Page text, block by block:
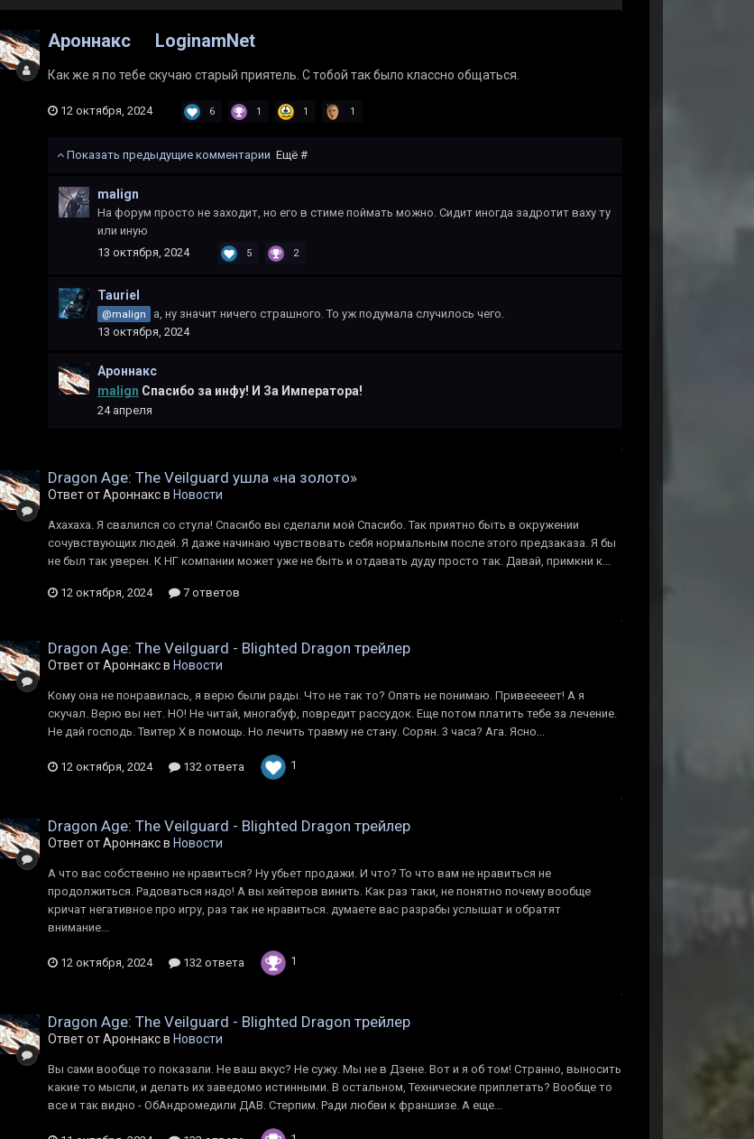
Ароннакс LoginamNet
Как же я по тебе скучаю старый приятель. С тобой так было классно общаться.
12 октября, 2024 6 1 1 1
Показать предыдущие комментарии Ещё #
malign
На форум просто не заходит, но его в стиме поймать можно. Сидит иногда задротит ваху ту
или иную
13 октября, 2024
5 2
Tauriel
@malign
а, ну значит ничего страшного. То уж подумала случилось чего.
13 октября, 2024
Ароннакс
malign Спасибо за инфу! И За Императора!
24 апреля
Dragon Age: The Veilguard ушла «на золото»
Ответ от Ароннакс в Новости
Ахахаха. Я свалился со стула! Спасибо вы сделали мой Спасибо. Так приятно быть в окружении
сочувствующих людей. Я даже начинаю чувствовать себя нормальным после этого предзаказа. Я бы
не был так уверен. К НГ компании может уже не быть и отдавать дуду просто так. Давай, примкни к...
12 октября, 2024 7 ответов
Dragon Age: The Veilguard - Blighted Dragon трейлер
Ответ от Ароннакс в Новости
Кому она не понравилась, я верю были рады. Что не так то? Опять не понимаю. Привееееет! А я
скучал. Верю вы нет. НО! Не читай, многабуф, повредит рассудок. Еще потом платить тебе за лечение.
Не дай господь. Твитер X в помощь. Но лечить травму не стану. Сорян. 3 часа? Ага. Ясно...
12 октября, 2024 132 ответа 1
Dragon Age: The Veilguard - Blighted Dragon трейлер
Ответ от Ароннакс в Новости
А что вас собственно не нравиться? Ну убьет продажи. И что? То что вам не нравиться не
продолжиться. Радоваться надо! А вы хейтеров винить. Как раз таки, не понятно почему вообще
кричат негативное про игру, раз так не нравиться. думаете вас разрабы услышат и обратят
внимание...
12 октября, 2024 132 ответа 1
Dragon Age: The Veilguard - Blighted Dragon трейлер
Ответ от Ароннакс в Новости
Вы сами вообще то показали. Не ваш вкус? Не сужу. Мы не в Дзене. Вот и я об том! Странно, выносить
какие то мысли, и делать их заведомо истинными. В остальном, Технические приплетать? Вообще то
все и так видно - ОбАндромедили ДАВ. Стерпим. Ради любви к франшизе. А еще...